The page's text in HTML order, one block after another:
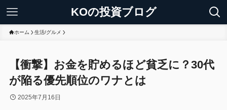
KOの投資ブログ
ホーム 生活/グルメ
【衝撃】お金を貯めるほど貧乏に？30代
が陥る優先順位のワナとは
2025年7月16日